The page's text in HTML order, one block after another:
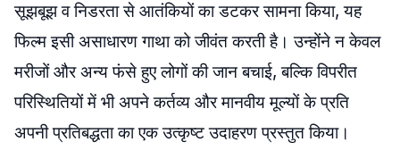
सूझबूझ व निडरता से आतंकियों का डटकर सामना किया, यह
फिल्म इसी असाधारण गाथा को जीवंत करती है। उन्होंने न केवल
मरीजों और अन्य फंसे हुए लोगों की जान बचाई, बल्कि विपरीत
परिस्थितियों में भी अपने कर्तव्य और मानवीय मूल्यों के प्रति
अपनी प्रतिबद्धता का एक उत्कृष्ट उदाहरण प्रस्तुत किया।